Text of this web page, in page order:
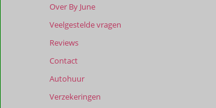
in
Villa
zijn
Over By June
Veelgestelde vragen
Reviews
Contact
Autohuur
Verzekeringen